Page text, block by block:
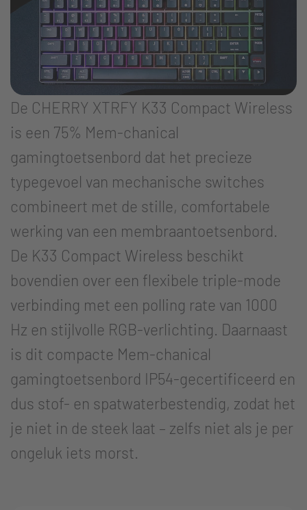
De CHERRY XTRFY K33 Compact Wireless
is een 75% Mem-chanical
gamingtoetsenbord dat het precieze
typegevoel van mechanische switches
combineert met de stille, comfortabele
werking van een membraantoetsenbord.
De K33 Compact Wireless beschikt
bovendien over een flexibele triple-mode
verbinding met een polling rate van 1000
Hz en stijlvolle RGB-verlichting. Daarnaast
is dit compacte Mem-chanical
gamingtoetsenbord IP54-gecertificeerd en
dus stof- en spatwaterbestendig, zodat het
je niet in de steek laat – zelfs niet als je per
ongeluk iets morst.